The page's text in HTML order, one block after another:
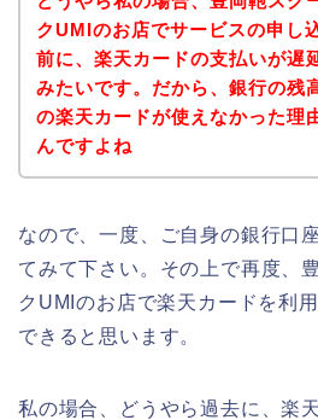
クUMIのお店でサービスの申し
前に、楽天カードの支払いが遅
みたいです。だから、銀行の残
の楽天カードが使えなかった理
んですよね
なので、一度、ご自身の銀行口
てみて下さい。その上で再度、
クUMIのお店で楽天カードを利
できると思います。
私の場合、どうやら過去に、楽